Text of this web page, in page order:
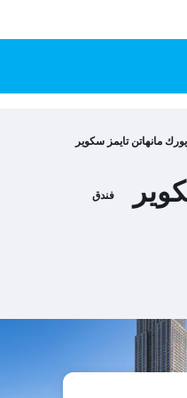
مانهاتن تايمز سكوير
فندق